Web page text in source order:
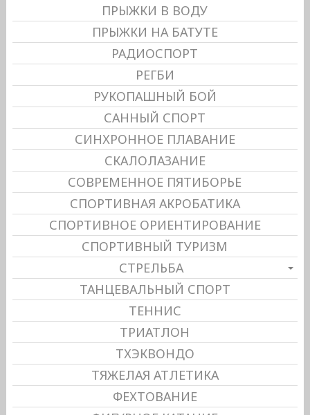
ПРЫЖКИ В ВОДУ
ПРЫЖКИ НА БАТУТЕ
РАДИОСПОРТ
РЕГБИ
РУКОПАШНЫЙ БОЙ
САННЫЙ СПОРТ
СИНХРОННОЕ ПЛАВАНИЕ
СКАЛОЛАЗАНИЕ
СОВРЕМЕННОЕ ПЯТИБОРЬЕ
СПОРТИВНАЯ АКРОБАТИКА
СПОРТИВНОЕ ОРИЕНТИРОВАНИЕ
СПОРТИВНЫЙ ТУРИЗМ
СТРЕЛЬБА
ТАНЦЕВАЛЬНЫЙ СПОРТ
ТЕННИС
ТРИАТЛОН
ТХЭКВОНДО
ТЯЖЕЛАЯ АТЛЕТИКА
ФЕХТОВАНИЕ